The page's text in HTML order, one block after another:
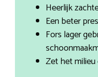
Heerlijk
Een beter
Fors lager
Zet het milieu